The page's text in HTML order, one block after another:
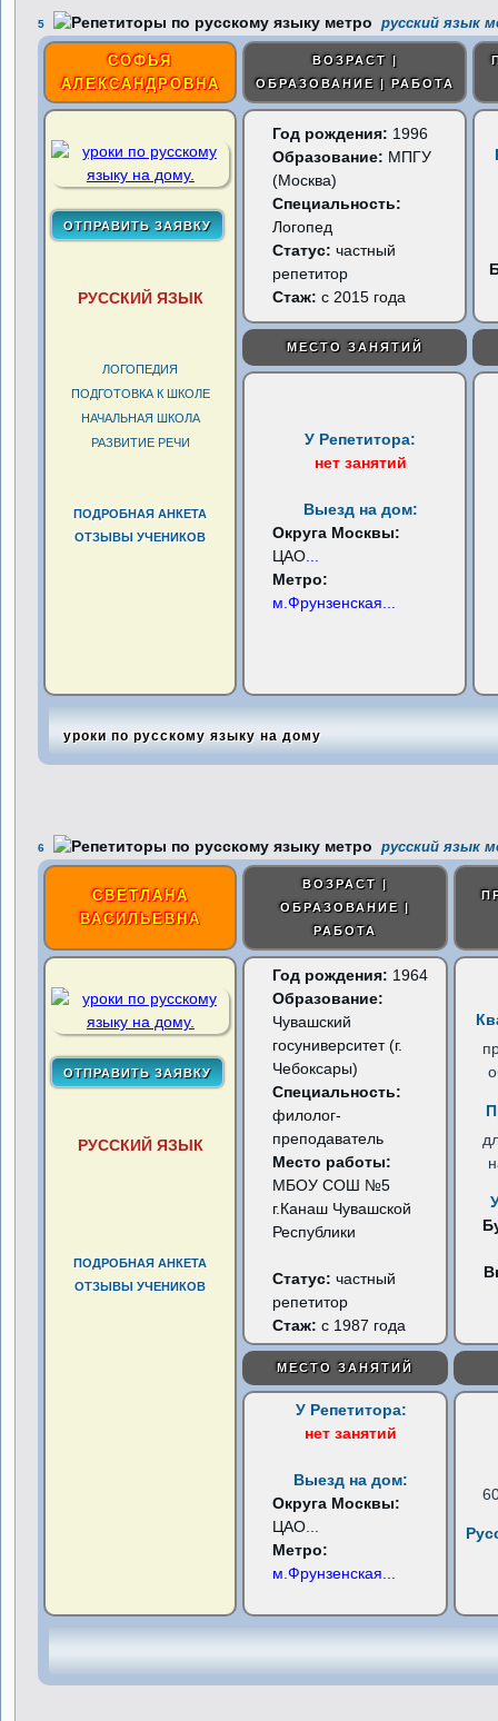
5 русский язык
СОФЬЯ
АЛЕКСАНДРОВНА
ВОЗРАСТ |
ОБРАЗОВАНИЕ | РАБОТА
РУССКИЙ ЯЗЫК
ЛОГОПЕДИЯ
ПОДГОТОВКА К ШКОЛЕ
НАЧАЛЬНАЯ ШКОЛА
РАЗВИТИЕ РЕЧИ
ПОДРОБНАЯ АНКЕТА
ОТЗЫВЫ УЧЕНИКОВ
Год рождения: 1996
Образование: МПГУ
(Москва)
Специальность:
Логопед
Статус:частный
репетитор
Стаж: с 2015 года
МЕСТО ЗАНЯТИЙ
У Репетитора:
нет занятий
Выезд на дом:
Округа Москвы:
ЦАО
Метро:
м.Фрунзенская
уроки по русскому языку на дому
6 русский язык
СВЕТЛАНА
ВАСИЛЬЕВНА
ВОЗРАСТ |
ОБРАЗОВАНИЕ |
РАБОТА
РУССКИЙ ЯЗЫК
ПОДРОБНАЯ АНКЕТА
ОТЗЫВЫ УЧЕНИКОВ
Год рождения: 1964
Образование:
Чувашский
госуниверситет (г.
Чебоксары)
Специальность:
филолог-
преподаватель
Место работы:
МБОУ СОШ №5
г.Канаш Чувашской
Республики
Статус:частный
репетитор
Стаж: с 1987 года
МЕСТО ЗАНЯТИЙ
У Репетитора:
нет занятий
Выезд на дом:
Округа Москвы:
ЦАО
Метро:
м.Фрунзенская